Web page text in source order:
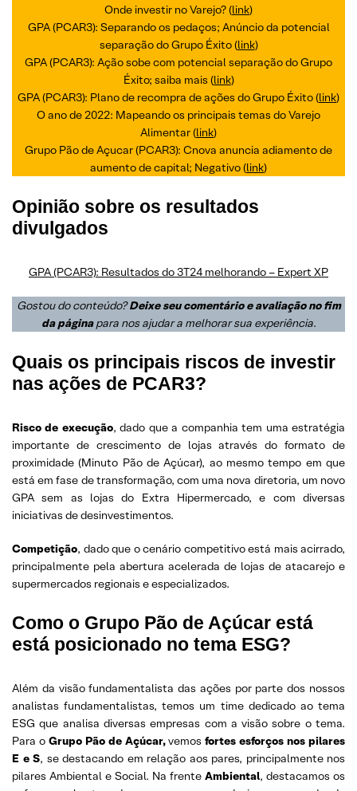
Onde investir no Varejo? (link)
GPA (PCAR3): Separando os pedaços; Anúncio da potencial
separação do Grupo Éxito (link)
GPA (PCAR3): Ação sobe com potencial separação do Grupo
Éxito; saiba mais (link)
GPA (PCAR3): Plano de recompra de ações do Grupo Éxito (link)
O ano de 2022: Mapeando os principais temas do Varejo
Alimentar (link)
Grupo Pão de Açucar (PCAR3): Cnova anuncia adiamento de
aumento de capital; Negativo (link)
Opinião sobre os resultados
divulgados
GPA (PCAR3): Resultados do 3T24 melhorando – Expert XP
Gostou do conteúdo?Deixe seu comentário e avaliação no fim
da páginapara nos ajudar a melhorar sua experiência.
Quais os principais riscos de investir
nas ações de PCAR3?
Risco de execução, dado que a companhia tem uma estratégia
importante de crescimento de lojas através do formato de
proximidade (Minuto Pão de Açúcar), ao mesmo tempo em que
está em fase de transformação, com uma nova diretoria, um novo
GPA sem as lojas do Extra Hipermercado, e com diversas
iniciativas de desinvestimentos.
Competição, dado que o cenário competitivo está mais acirrado,
principalmente pela abertura acelerada de lojas de atacarejo e
supermercados regionais e especializados.
Como o Grupo Pão de Açúcar está
está posicionado no tema ESG?
Além da visão fundamentalista das ações por parte dos nossos
analistas fundamentalistas, temos um time dedicado ao tema
ESG que analisa diversas empresas com a visão sobre o tema.
Para o Grupo Pão de Açúcar,vemosfortes esforços nos pilares
E e S, se destacando em relação aos pares, principalmente nos
pilares Ambiental e Social. Na frente Ambiental, destacamos os